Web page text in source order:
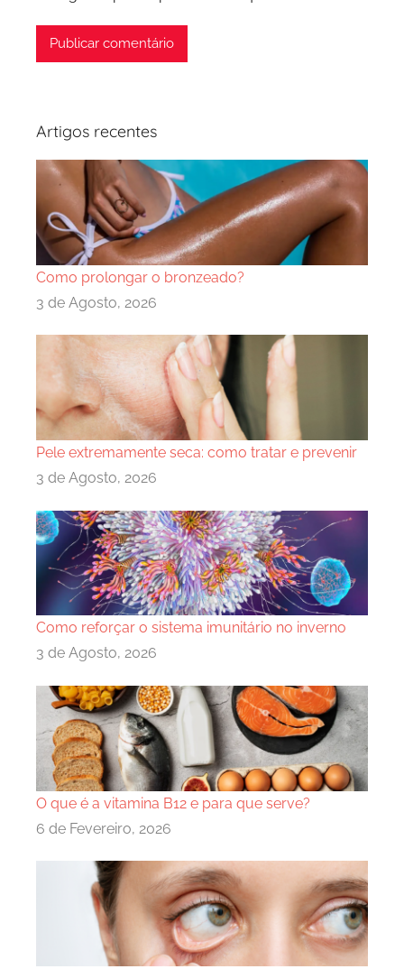
Artigos recentes
Como prolongar o bronzeado?
3 de Agosto, 2026
Pele extremamente seca: como tratar e prevenir
3 de Agosto, 2026
Como reforçar o sistema imunitário no inverno
3 de Agosto, 2026
O que é a vitamina B12 e para que serve?
6 de Fevereiro, 2026